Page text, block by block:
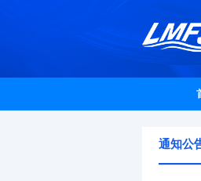
通知公